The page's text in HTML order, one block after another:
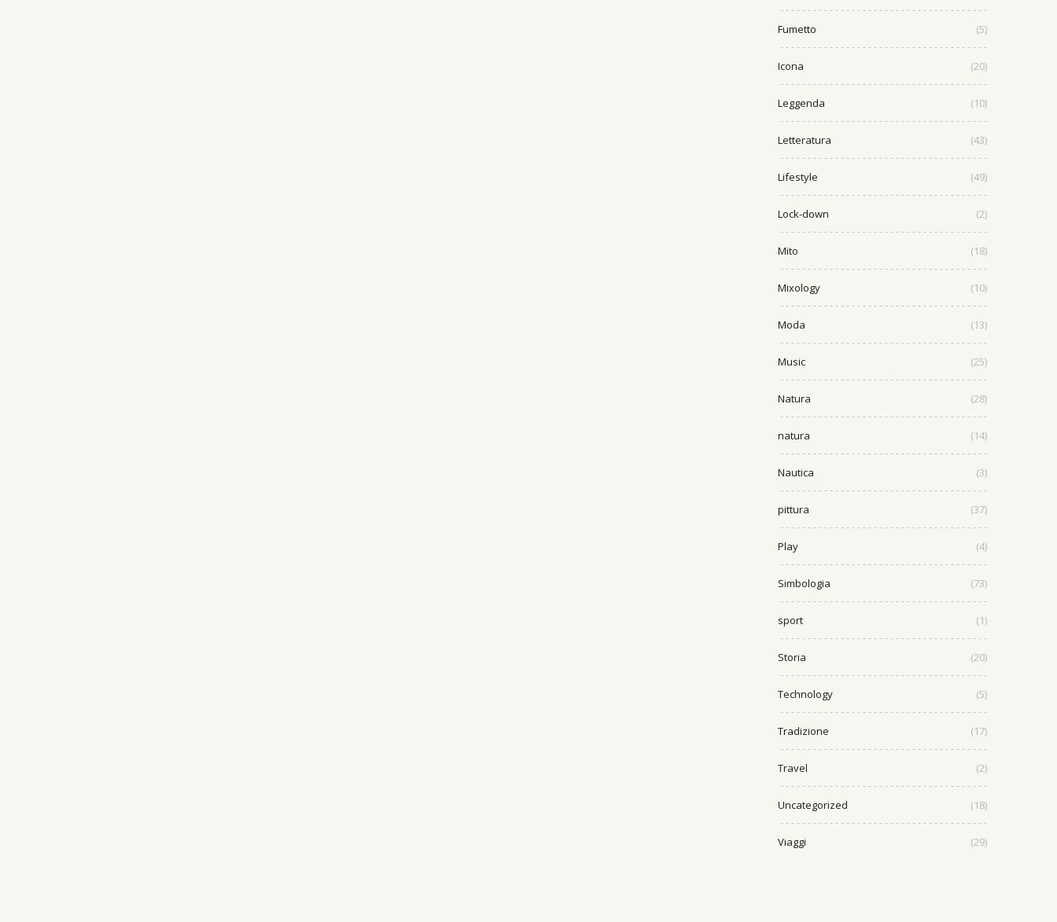
Fumetto (5)
Icona (20)
Leggenda (10)
Letteratura (43)
Lifestyle (49)
Lock-down (2)
Mito (18)
Mixology (10)
Moda (13)
Music (25)
Natura (28)
natura (14)
Nautica (3)
pittura (37)
Play (4)
Simbologia (73)
sport (1)
Storia (20)
Technology (5)
Tradizione (17)
Travel (2)
Uncategorized (18)
Viaggi (29)